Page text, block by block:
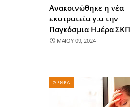
Ανακοινώθηκε η νέα
εκστρατεία για την
Παγκόσμια Ημέρα ΣΚΠ
ΜΑΪΟΥ 09, 2024
ΆΡΘΡΑ